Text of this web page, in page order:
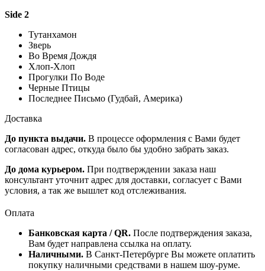
Side 2
Тутанхамон
Зверь
Во Время Дождя
Хлоп-Хлоп
Прогулки По Воде
Черные Птицы
Последнее Письмо (Гудбай, Америка)
Доставка
До пункта выдачи. В процессе оформления с Вами будет
согласован адрес, откуда было бы удобно забрать заказ.
До дома курьером. При подтверждении заказа наш
консультант уточнит адрес для доставки, согласует с Вами
условия, а так же вышлет код отслеживания.
Оплата
Банковская карта / QR. После подтверждения заказа,
Вам будет направлена ссылка на оплату.
Наличными. В Санкт-Петербурге Вы можете оплатить
покупку наличными средствами в нашем шоу-руме.